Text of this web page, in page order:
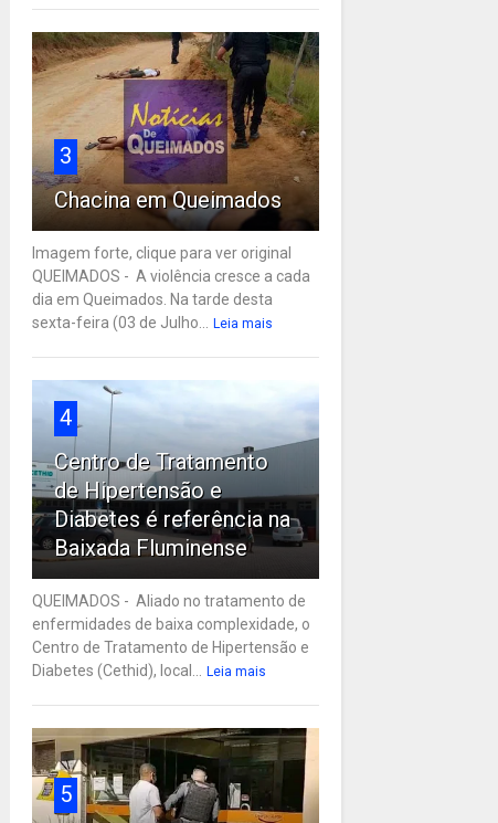
3
Chacina em Queimados
Imagem forte, clique para ver original
QUEIMADOS - A violência cresce a cada
dia em Queimados. Na tarde desta
sexta-feira (03 de Julho...
Leia mais
4
Centro de Tratamento
de Hipertensão e
Diabetes é referência na
Baixada Fluminense
QUEIMADOS - Aliado no tratamento de
enfermidades de baixa complexidade, o
Centro de Tratamento de Hipertensão e
Diabetes (Cethid), local...
Leia mais
5